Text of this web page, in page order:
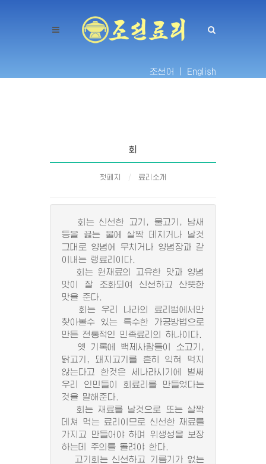
조선어 | English
회
첫페지 료리소개
회는 신선한 고기, 물고기, 남새
등을 끓는 물에 살짝 데치거나 날것
그대로 양념에 무치거나 양념장과 같
이내는 랭료리이다.
회는 원재료의 고유한 맛과 양념
맛이 잘 조화되여 신선하고 산뜻한
맛을 준다.
회는 우리 나라의 료리법에서만
찾아볼수 있는 특수한 가공방법으로
만든 전통적인 민족료리의 하나이다.
옛 기록에 백제사람들이 소고기,
닭고기, 돼지고기를 흔히 익혀 먹지
않는다고 한것은 세나라시기에 벌써
우리 인민들이 회료리를 만들었다는
것을 말해준다.
회는 재료를 날것으로 또는 살짝
데쳐 먹는 료리이므로 신선한 재료를
가지고 만들어야 하며 위생성을 보장
하는데 주의를 돌려야 한다.
고기회는 신선하고 기름기가 없는